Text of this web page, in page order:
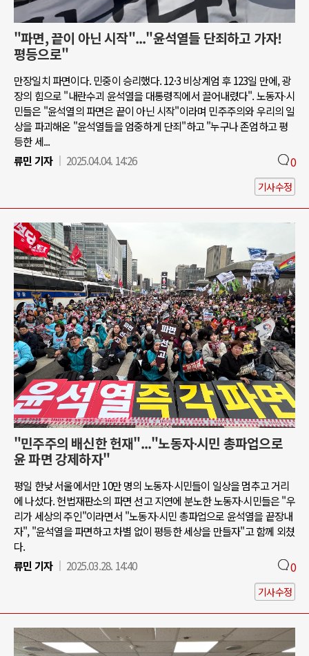
"파면, 끝이 아닌 시작"..."윤석열들 단죄하고 가자!
평등으로"
만장일치 파면이다. 민중이 승리했다. 12·3 비상계엄 후 123일 만에, 광
장의 힘으로 "내란수괴 윤석열을 대통령직에서 끌어내렸다". 노동자∙시
민들은 "윤석열의 파면은 끝이 아닌 시작"이라며 민주주의와 우리의 일
상을 파괴해온 "윤석열들을 엄중하게 단죄"하고 "누구나 존엄하고 평
등한 세...
류민 기자
2025.04.04. 14:26 0
기사수정
"민주주의 배신한 헌재"..."노동자∙시민 총파업으로
윤 파면 강제하자"
평일 한낮 서울에서만 10만 명의 노동자∙시민들이 일상을 멈추고 거리
에 나섰다. 헌법재판소의 파면 선고 지연에 분노한 노동자∙시민들은 "우
리가 세상의 주인"이라면서 "노동자∙시민 총파업으로 윤석열을 끝장내
자", "윤석열을 파면하고 차별 없이 평등한 세상을 만들자"고 함께 외쳤
다.
류민 기자
2025.03.28. 14:40 0
기사수정